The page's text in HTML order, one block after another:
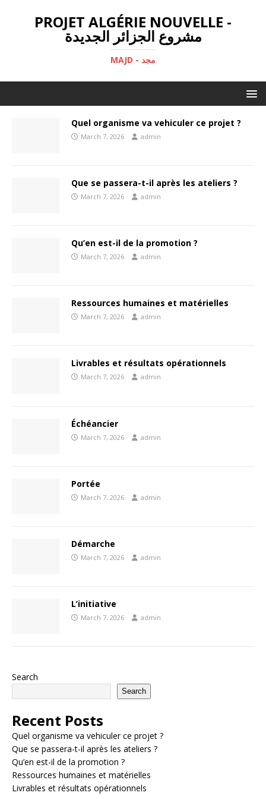
PROJET ALGÉRIE NOUVELLE -
مشروع الجزائر الجديدة
MAJD - مجد
Quel organisme va vehiculer ce projet ?
March 7, 2026 admin
Que se passera-t-il après les ateliers ?
March 7, 2026 admin
Qu’en est-il de la promotion ?
March 7, 2026 admin
Ressources humaines et matérielles
March 7, 2026 admin
Livrables et résultats opérationnels
March 7, 2026 admin
Échéancier
March 7, 2026 admin
Portée
March 7, 2026 admin
Démarche
March 7, 2026 admin
L’initiative
March 7, 2026 admin
Search
Search
Recent Posts
Quel organisme va vehiculer ce projet ?
Que se passera-t-il après les ateliers ?
Qu’en est-il de la promotion ?
Ressources humaines et matérielles
Livrables et résultats opérationnels